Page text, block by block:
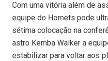
Com uma vitória além de
equipe do Hornets pode
sétima colocação na
astro Kemba Walker a
estabilizar para voltar aos